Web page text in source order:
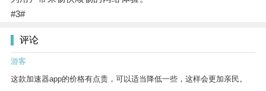
#3#
评论
游客
这款加速器app的价格有点贵，可以适当降低一些，这样会更加亲民。